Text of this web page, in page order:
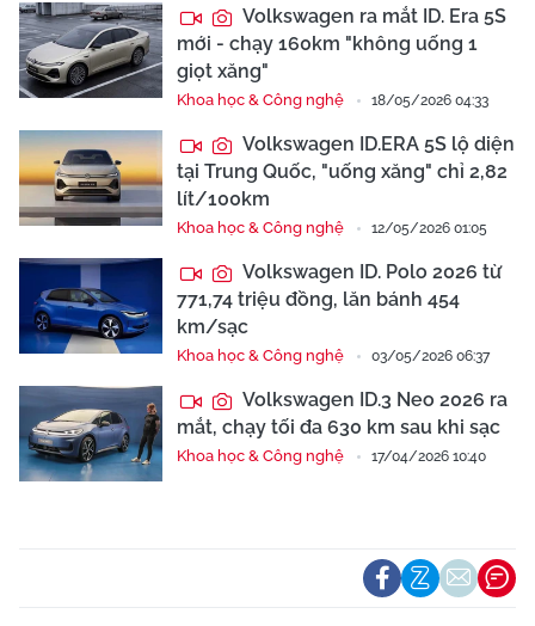
Volkswagen ra mắt ID. Era 5S
mới - chạy 160km "không uống 1
giọt xăng"
Khoa học & Công nghệ 18/05/2026 04:33
Volkswagen ID.ERA 5S lộ diện
tại Trung Quốc, "uống xăng" chỉ 2,82
lít/100km
Khoa học & Công nghệ 12/05/2026 01:05
Volkswagen ID. Polo 2026 từ
771,74 triệu đồng, lăn bánh 454
km/sạc
Khoa học & Công nghệ 03/05/2026 06:37
Volkswagen ID.3 Neo 2026 ra
mắt, chạy tối đa 630 km sau khi sạc
Khoa học & Công nghệ 17/04/2026 10:40